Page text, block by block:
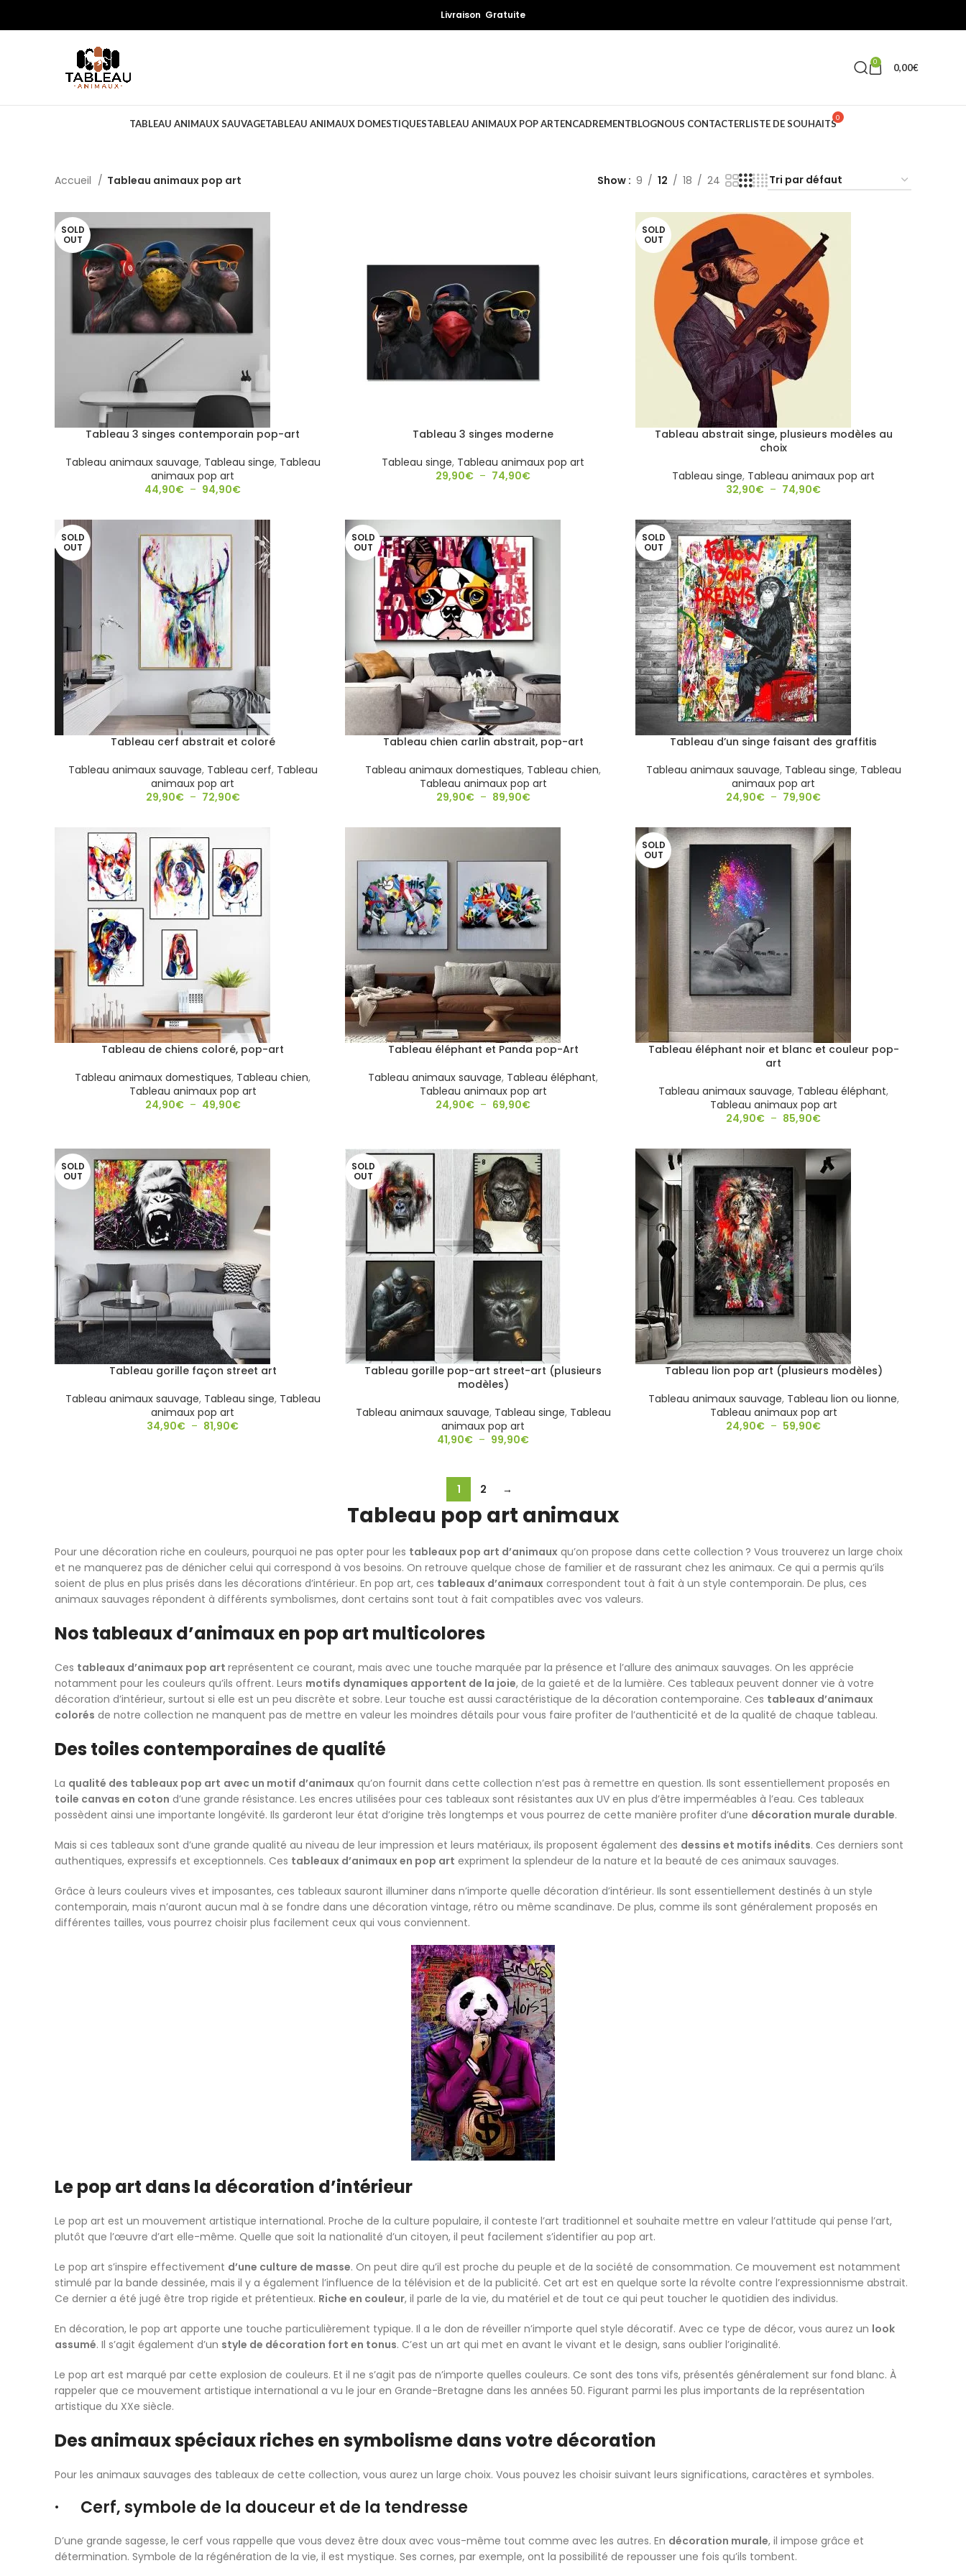
Livraison Gratuite
0 0,00€
TABLEAU ANIMAUX SAUVAGETABLEAU ANIMAUX DOMESTIQUESTABLEAU ANIMAUX POP ARTENCADREMENTBLOGNOUS CONTACTERLISTE DE SOUHAITS
Accueil Tableau animaux pop art Show 9 12 18 24
SOLD
OUT
Tableau 3 singes contemporain pop-art
Tableau animaux sauvage, Tableau singe, Tableau
animaux pop art
44,90€ – 94,90€
Tableau 3 singes moderne
Tableau singe, Tableau animaux pop art
29,90€ – 74,90€
SOLD
OUT
Tableau abstrait singe, plusieurs modèles au
choix
Tableau singe, Tableau animaux pop art
32,90€ – 74,90€
SOLD
OUT
Tableau cerf abstrait et coloré
Tableau animaux sauvage, Tableau cerf, Tableau
animaux pop art
29,90€ – 72,90€
SOLD
OUT
Tableau chien carlin abstrait, pop-art
Tableau animaux domestiques, Tableau chien,
Tableau animaux pop art
29,90€ – 89,90€
SOLD
OUT
Tableau d’un singe faisant des graffitis
Tableau animaux sauvage, Tableau singe, Tableau
animaux pop art
24,90€ – 79,90€
Tableau de chiens coloré, pop-art
Tableau animaux domestiques, Tableau chien,
Tableau animaux pop art
24,90€ – 49,90€
Tableau éléphant et Panda pop-Art
Tableau animaux sauvage, Tableau éléphant,
Tableau animaux pop art
24,90€ – 69,90€
SOLD
OUT
Tableau éléphant noir et blanc et couleur pop-
art
Tableau animaux sauvage, Tableau éléphant,
Tableau animaux pop art
24,90€ – 85,90€
SOLD
OUT
Tableau gorille façon street art
Tableau animaux sauvage, Tableau singe, Tableau
animaux pop art
34,90€ – 81,90€
SOLD
OUT
Tableau gorille pop-art street-art (plusieurs
modèles)
Tableau animaux sauvage, Tableau singe, Tableau
animaux pop art
41,90€ – 99,90€
Tableau lion pop art (plusieurs modèles)
Tableau animaux sauvage, Tableau lion ou lionne,
Tableau animaux pop art
24,90€ – 59,90€
1 2 →
Tableau pop art animaux
Pour une décoration riche en couleurs, pourquoi ne pas opter pour les tableaux pop art d’animaux qu’on propose dans cette collection ? Vous trouverez un large choix
et ne manquerez pas de dénicher celui qui correspond à vos besoins. On retrouve quelque chose de familier et de rassurant chez les animaux. Ce qui a permis qu’ils
soient de plus en plus prisés dans les décorations d’intérieur. En pop art, ces tableaux d’animaux correspondent tout à fait à un style contemporain. De plus, ces
animaux sauvages répondent à différents symbolismes, dont certains sont tout à fait compatibles avec vos valeurs.
Nos tableaux d’animaux en pop art multicolores
Ces tableaux d’animaux pop art représentent ce courant, mais avec une touche marquée par la présence et l’allure des animaux sauvages. On les apprécie
notamment pour les couleurs qu’ils offrent. Leurs motifs dynamiques apportent de la joie, de la gaieté et de la lumière. Ces tableaux peuvent donner vie à votre
décoration d’intérieur, surtout si elle est un peu discrète et sobre. Leur touche est aussi caractéristique de la décoration contemporaine. Ces tableaux d’animaux
colorés de notre collection ne manquent pas de mettre en valeur les moindres détails pour vous faire profiter de l’authenticité et de la qualité de chaque tableau.
Des toiles contemporaines de qualité
La qualité des tableaux pop art avec un motif d’animaux qu’on fournit dans cette collection n’est pas à remettre en question. Ils sont essentiellement proposés en
toile canvas en coton d’une grande résistance. Les encres utilisées pour ces tableaux sont résistantes aux UV en plus d’être imperméables à l’eau. Ces tableaux
possèdent ainsi une importante longévité. Ils garderont leur état d’origine très longtemps et vous pourrez de cette manière profiter d’une décoration murale durable.
Mais si ces tableaux sont d’une grande qualité au niveau de leur impression et leurs matériaux, ils proposent également des dessins et motifs inédits. Ces derniers sont
authentiques, expressifs et exceptionnels. Ces tableaux d’animaux en pop art expriment la splendeur de la nature et la beauté de ces animaux sauvages.
Grâce à leurs couleurs vives et imposantes, ces tableaux sauront illuminer dans n’importe quelle décoration d’intérieur. Ils sont essentiellement destinés à un style
contemporain, mais n’auront aucun mal à se fondre dans une décoration vintage, rétro ou même scandinave. De plus, comme ils sont généralement proposés en
différentes tailles, vous pourrez choisir plus facilement ceux qui vous conviennent.
Le pop art dans la décoration d’intérieur
Le pop art est un mouvement artistique international. Proche de la culture populaire, il conteste l’art traditionnel et souhaite mettre en valeur l’attitude qui pense l’art,
plutôt que l’œuvre d’art elle-même. Quelle que soit la nationalité d’un citoyen, il peut facilement s’identifier au pop art.
Le pop art s’inspire effectivement d’une culture de masse. On peut dire qu’il est proche du peuple et de la société de consommation. Ce mouvement est notamment
stimulé par la bande dessinée, mais il y a également l’influence de la télévision et de la publicité. Cet art est en quelque sorte la révolte contre l’expressionnisme abstrait.
Ce dernier a été jugé être trop rigide et prétentieux. Riche en couleur, il parle de la vie, du matériel et de tout ce qui peut toucher le quotidien des individus.
En décoration, le pop art apporte une touche particulièrement typique. Il a le don de réveiller n’importe quel style décoratif. Avec ce type de décor, vous aurez un look
assumé. Il s’agit également d’un style de décoration fort en tonus. C’est un art qui met en avant le vivant et le design, sans oublier l’originalité.
Le pop art est marqué par cette explosion de couleurs. Et il ne s’agit pas de n’importe quelles couleurs. Ce sont des tons vifs, présentés généralement sur fond blanc. À
rappeler que ce mouvement artistique international a vu le jour en Grande-Bretagne dans les années 50. Figurant parmi les plus importants de la représentation
artistique du XXe siècle.
Des animaux spéciaux riches en symbolisme dans votre décoration
Pour les animaux sauvages des tableaux de cette collection, vous aurez un large choix. Vous pouvez les choisir suivant leurs significations, caractères et symboles.
· Cerf, symbole de la douceur et de la tendresse
D’une grande sagesse, le cerf vous rappelle que vous devez être doux avec vous-même tout comme avec les autres. En décoration murale, il impose grâce et
détermination. Symbole de la régénération de la vie, il est mystique. Ses cornes, par exemple, ont la possibilité de repousser une fois qu’ils tombent.